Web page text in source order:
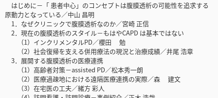
はじめに－「 患者中心」のコンセプトは腹膜透析の可能性を追求する
原動力となっている／中山 昌明
1．なぜクリニックで腹膜透析なのか／宮崎 正信
2．現在の腹膜透析のスタイル－もはやCAPD は基本ではない
（1）インクリメンタルPD／櫻田 勉
（2）社会復帰を支える併用療法の現況と治療成績／井尾 浩章
3．展開する腹膜透析の医療連携
（1）高齢者対策－assisted PD／松本秀一朗
（2）医療過疎地における遠隔医療連携の実際／森 建文
（3）在宅医の工夫／緒方 彩人